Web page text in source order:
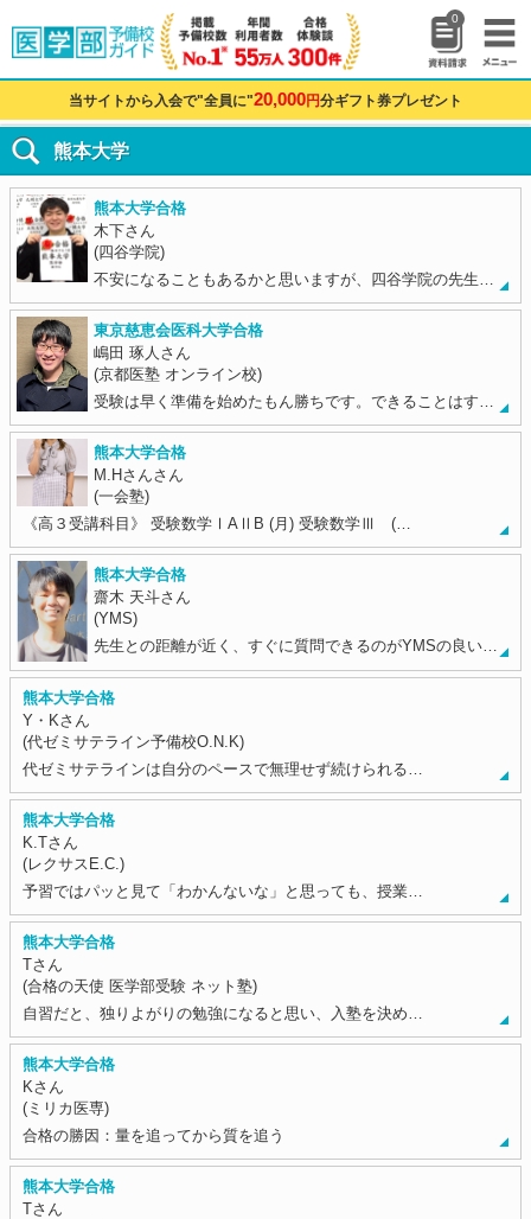
0
当サイトから入会で"全員に"20,000円分ギフト券プレゼント
熊本大学
熊本大学合格
木下さん
(四谷学院)
不安になることもあるかと思いますが、四谷学院の先生…
東京慈恵会医科大学合格
嶋田 琢人さん
(京都医塾 オンライン校)
受験は早く準備を始めたもん勝ちです。できることはす…
熊本大学合格
M.Hさんさん
(一会塾)
《高３受講科目》 受験数学ⅠAⅡB (月) 受験数学Ⅲ (…
熊本大学合格
齋木 天斗さん
(YMS)
先生との距離が近く、すぐに質問できるのがYMSの良い…
熊本大学合格
Y・Kさん
(代ゼミサテライン予備校O.N.K)
代ゼミサテラインは自分のペースで無理せず続けられる…
熊本大学合格
K.Tさん
(レクサスE.C.)
予習ではパッと見て「わかんないな」と思っても、授業…
熊本大学合格
Tさん
(合格の天使 医学部受験 ネット塾)
自習だと、独りよがりの勉強になると思い、入塾を決め…
熊本大学合格
Kさん
(ミリカ医専)
合格の勝因：量を追ってから質を追う
熊本大学合格
Tさん